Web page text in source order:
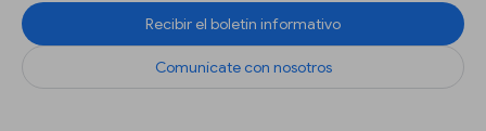
Recibir el boletín informativo
Comunícate con nosotros